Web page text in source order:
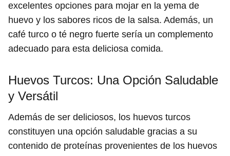
excelentes opciones para mojar en la yema de
huevo y los sabores ricos de la salsa. Además, un
café turco o té negro fuerte sería un complemento
adecuado para esta deliciosa comida.
Huevos Turcos: Una Opción Saludable
y Versátil
Además de ser deliciosos, los huevos turcos
constituyen una opción saludable gracias a su
contenido de proteínas provenientes de los huevos